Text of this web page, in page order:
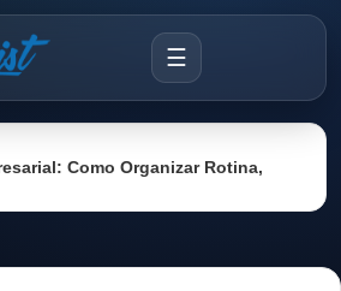
☰
Como Organizar Rotina,